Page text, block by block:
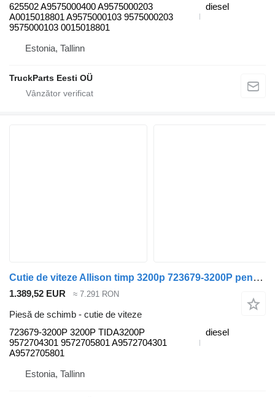
625502 A9575000400 A9575000203
A0015018801 A9575000103 9575000203
9575000103 0015018801
diesel
Estonia, Tallinn
TruckParts Eesti OÜ
Cutie de viteze Allison timp 3200p 723679-3200P pentru maşina de gunoi Mercedes-Benz Econic (1998-2014)
1.389,52 EUR ≈ 7.291 RON
Piesă de schimb - cutie de viteze
723679-3200P 3200P TIDA3200P
9572704301 9572705801 A9572704301
A9572705801
diesel
Estonia, Tallinn